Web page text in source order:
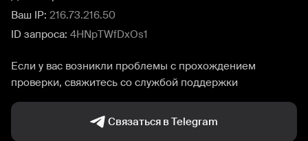
Ваш IP: 216.73.216.50
ID запроса: 4HNpTWfDxOs1
Если у вас возникли проблемы с прохождением
проверки, свяжитесь со службой поддержки
Связаться в Telegram